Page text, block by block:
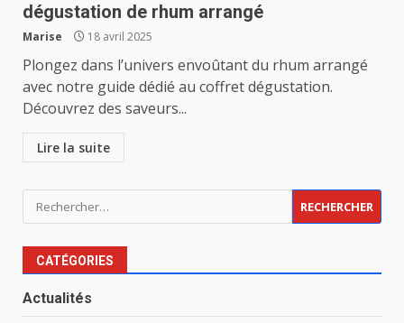
dégustation de rhum arrangé
Marise 18 avril 2025
Plongez dans l’univers envoûtant du rhum arrangé
avec notre guide dédié au coffret dégustation.
Découvrez des saveurs...
Lire la suite
Rechercher :
CATÉGORIES
Actualités